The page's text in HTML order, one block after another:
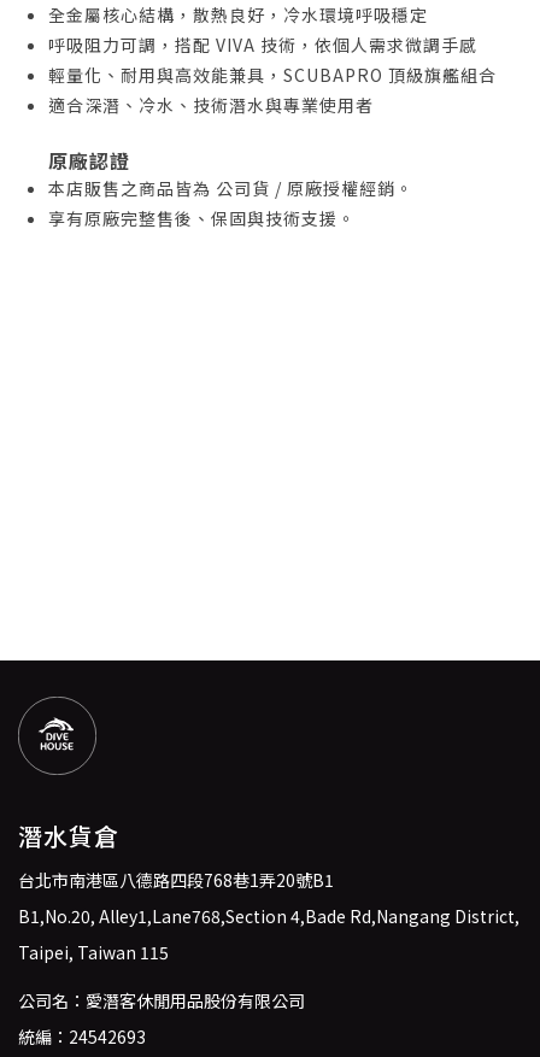
全金屬核心結構，散熱良好，冷水環境呼吸穩定
呼吸阻力可調，搭配 VIVA 技術，依個人需求微調手感
輕量化、耐用與高效能兼具，SCUBAPRO 頂級旗艦組合
適合深潛、冷水、技術潛水與專業使用者
原廠認證
本店販售之商品皆為 公司貨 / 原廠授權經銷。
享有原廠完整售後、保固與技術支援。
潛水貨倉
台北市南港區八德路四段768巷1弄20號B1
B1,No.20, Alley1,Lane768,Section 4,Bade Rd,Nangang District,
Taipei, Taiwan 115
公司名：愛潛客休閒用品股份有限公司
統編：24542693